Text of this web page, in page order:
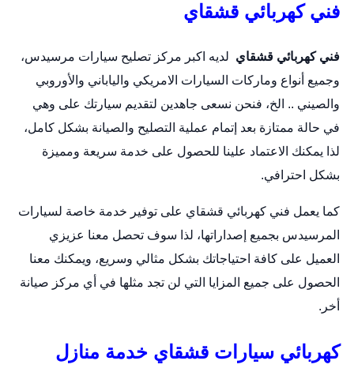
فني كهربائي قشقاي
فني كهربائي قشقاي لديه اكبر مركز تصليح سيارات مرسيدس،
وجميع أنواع وماركات السيارات الامريكي والياباني والأوروبي
والصيني .. الخ، فنحن نسعى جاهدين لتقديم سيارتك على وهي
في حالة ممتازة بعد إتمام عملية التصليح والصيانة بشكل كامل،
لذا يمكنك الاعتماد علينا للحصول على خدمة سريعة ومميزة
بشكل احترافي.
كما يعمل فني كهربائي قشقاي على توفير خدمة خاصة لسيارات
المرسيدس بجميع إصداراتها، لذا سوف تحصل معنا عزيزي
العميل على كافة احتياجاتك بشكل مثالي وسريع، ويمكنك معنا
الحصول على جميع المزايا التي لن تجد مثلها في أي مركز صيانة
أخر.
كهربائي سيارات قشقاي خدمة منازل